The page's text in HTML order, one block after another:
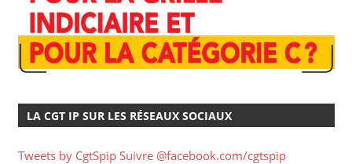
LA CGT IP SUR LES RÉSEAUX SOCIAUX
Tweets by CgtSpip Suivre @facebook.com/cgtspip